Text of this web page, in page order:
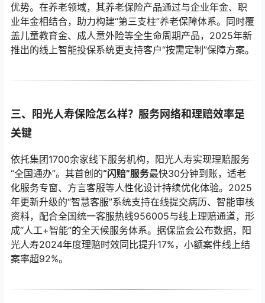
优势。在养老领域，其养老保险产品通过与企业年金、职
业年金相结合，助力构建“第三支柱”养老保障体系。同时覆
盖儿童教育金、成人意外险等全生命周期产品，2025年新
推出的线上智能投保系统更支持客户“按需定制”保障方案。
三、阳光人寿保险怎么样？服务网络和理赔效率是
关键
依托集团1700余家线下服务机构，阳光人寿实现理赔服务
“全国通办”。其首创的“闪赔”服务最快30分钟到账，适老
化服务专窗、方言客服等人性化设计持续优化体验。2025
年更新升级的“智慧客服”系统支持在线提交病历、智能审核
资料，配合全国统一客服热线956005与线上理赔通道，形
成“人工+智能”的全天候服务体系。据保监会公布数据，阳
光人寿2024年度理赔时效同比提升17%，小额案件线上结
案率超92%。